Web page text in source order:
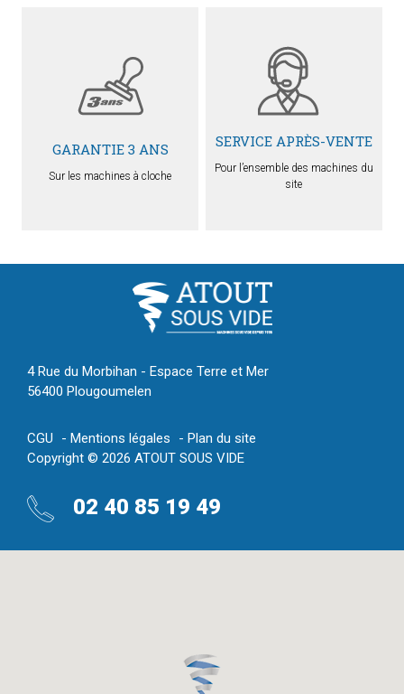
GARANTIE 3 ANS
Sur les machines à cloche
SERVICE APRÈS-VENTE
Pour l’ensemble des machines du
site
4 Rue du Morbihan - Espace Terre et Mer
56400 Plougoumelen
CGU Mentions légales
Plan du site
Copyright © 2026 ATOUT SOUS VIDE
02 40 85 19 49